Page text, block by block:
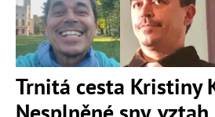
Trnitá cesta Kristiny